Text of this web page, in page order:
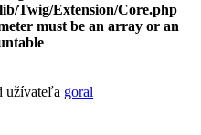
Twig/Extension/Core.php
must be an array or an
užívateľa goral